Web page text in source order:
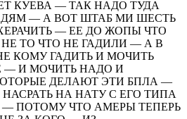
КУЕВА — ТАК НАДО ТУДА
— А ВОТ ШТАБ МИ ШЕСТЬ
— ЕЕ ДО ЖОПЫ ЧТО
ТО ЧТО НЕ ГАДИЛИ — А В
КОМУ ГАДИТЬ И МОЧИТЬ
— И МОЧИТЬ НАДО И
ДЕЛАЮТ ЭТИ БПЛА —
НА НАТУ С ЕГО ТИПА
— ПОТОМУ ЧТО АМЕРЫ ТЕПЕРЬ